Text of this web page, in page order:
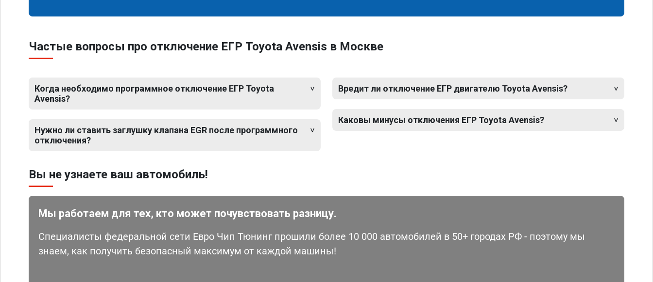
Частые вопросы про отключение ЕГР Toyota Avensis в Москве
Когда необходимо программное отключение ЕГР Toyota
Avensis?
Нужно ли ставить заглушку клапана EGR после программного
отключения?
Вредит ли отключение ЕГР двигателю Toyota Avensis?
Каковы минусы отключения ЕГР Toyota Avensis?
Вы не узнаете ваш автомобиль!
Мы работаем для тех, кто может почувствовать разницу.
Специалисты федеральной сети Евро Чип Тюнинг прошили более 10 000 автомобилей в 50+ городах РФ - поэтому мы
знаем, как получить безопасный максимум от каждой машины!